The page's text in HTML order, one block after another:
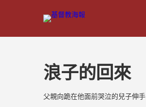
浪子的回來
父親向跪在他面前哭泣的兒子伸手